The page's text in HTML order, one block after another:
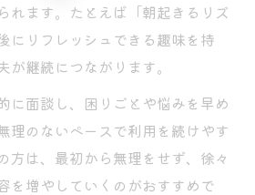
れます。たとえば「朝起きるリズ
にリフレッシュできる趣味を持
が継続につながります。
に面談し、困りごとや悩みを早め
理のないペースで利用を続けやす
方は、最初から無理をせず、徐々
を増やしていくのがおすすめで